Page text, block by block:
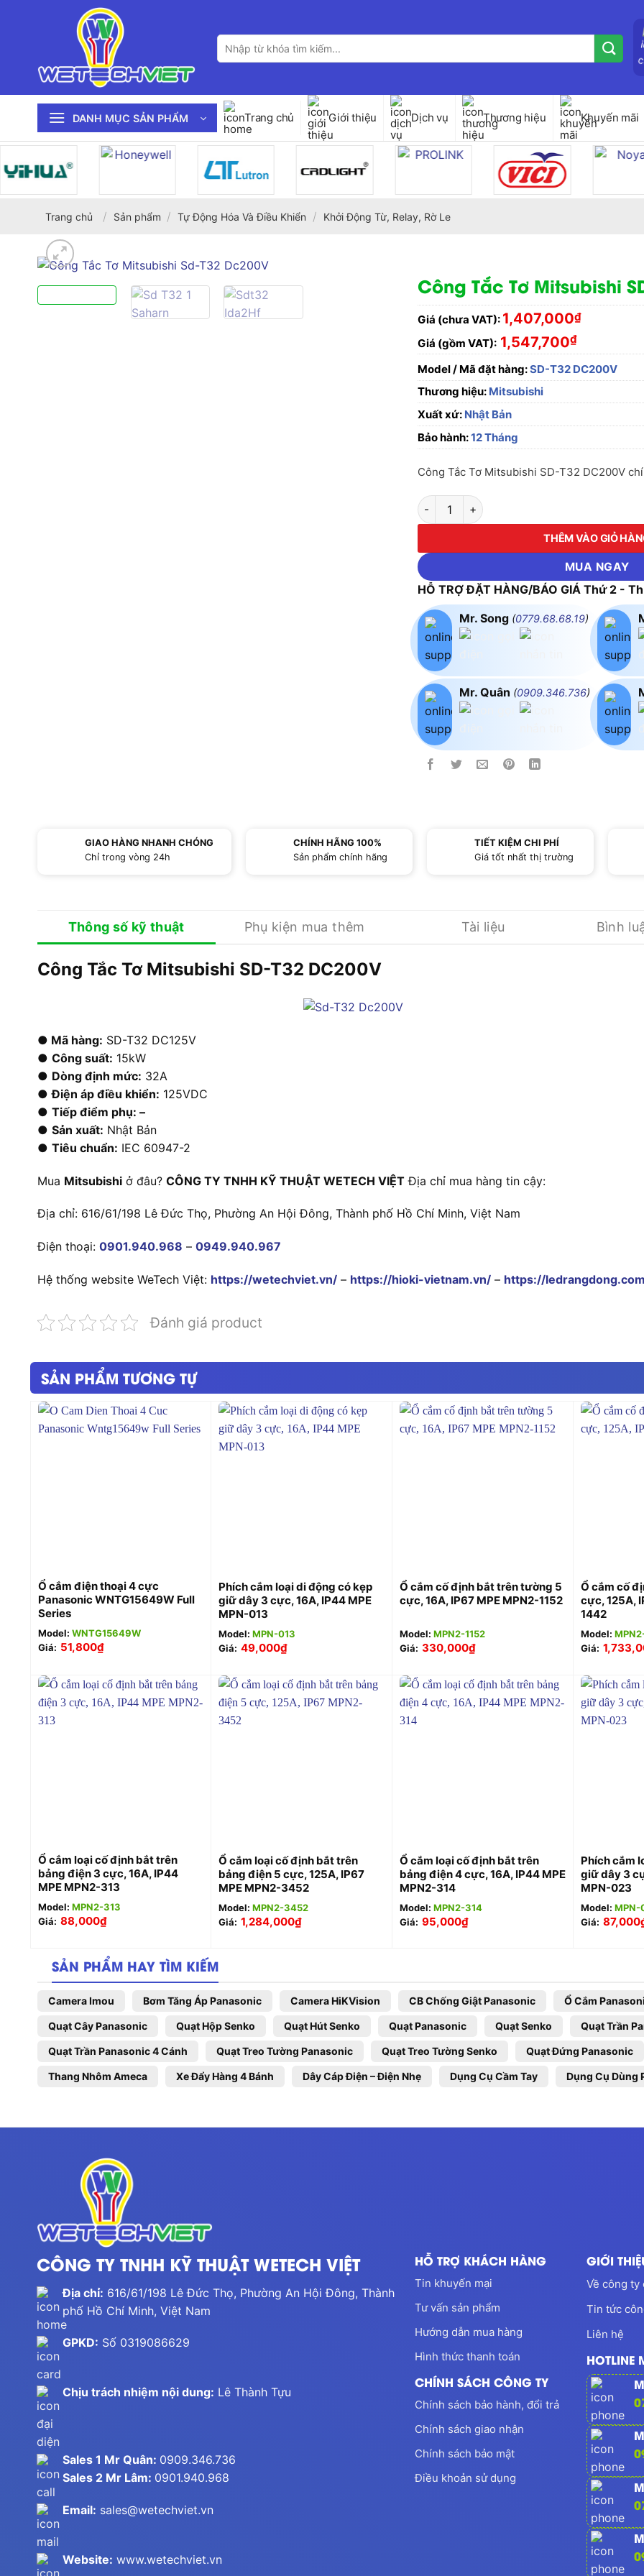
Tìm
kiếm:
DANH MỤC SẢN PHẨM Trang chủ Giới thiệu Dịch vụ Thương hiệu Khuyến mãi
Trang chủ / Sản phẩm / Tự Động Hóa Và Điều Khiển / Khởi Động Từ, Relay, Rờ Le
Công Tắc Tơ Mitsubishi
Giá (chưa VAT): 1,407,000₫
Giá (gồm VAT): 1,547,700₫
Model / Mã đặt hàng:SD-T32 DC200V
Thương hiệu: Mitsubishi
Xuất xứ: Nhật Bản
Bảo hành:12 Tháng
Công Tắc Tơ Mitsubishi SD-T32 DC200V
Công Tắc Tơ Mitsubishi SD-T32 DC200V số
THÊM VÀO GIỎ
MUA NGAY
HỖ TRỢ ĐẶT HÀNG/BÁO GIÁ Thứ 2 -
Mr. Song (0779.68.68.19)
Mr. Quân (0909.346.736)
GIAO HÀNG NHANH CHÓNG
Chỉ trong vòng 24h
CHÍNH HÃNG 100%
Sản phẩm chính hãng
TIẾT KIỆM CHI PHÍ
Giá tốt nhất thị trường
Thông số kỹ thuật Phụ kiện mua thêm Tài liệu Bình
Công Tắc Tơ Mitsubishi SD-T32 DC200V
● Mã hàng: SD-T32 DC125V
● Công suất: 15kW
● Dòng định mức: 32A
●Điện áp điều khiển: 125VDC
● Tiếp điểm phụ: –
● Sản xuất: Nhật Bản
● Tiêu chuẩn: IEC 60947-2
Mua Mitsubishi ở đâu? CÔNG TY TNHH KỸ THUẬT WETECH VIỆT Địa chỉ mua hàng tin cậy:
Địa chỉ: 616/61/198 Lê Đức Thọ, Phường An Hội Đông, Thành phố Hồ Chí Minh, Việt Nam
Điện thoại: 0901.940.968 – 0949.940.967
Hệ thống website WeTech Việt: https://wetechviet.vn/ – https://hioki-vietnam.vn/ – https://
Đánh giá product
SẢN PHẨM TƯƠNG TỰ
Ổ cắm điện thoại 4 cực
Panasonic WNTG15649W Full
Series
Model: WNTG15649W
Giá: 51,800₫
Phích cắm loại di động có kẹp
giữ dây 3 cực, 16A, IP44 MPE
MPN-013
Model: MPN-013
Giá: 49,000₫
Ổ cắm cố định bắt trên tường 5
cực, 16A, IP67 MPE MPN2-1152
Model: MPN2-1152
Giá: 330,000₫
Ổ cắm cố
cực, 125A,
1442
Model:
Giá:
Ổ cắm loại cố định bắt trên
bảng điện 3 cực, 16A, IP44
MPE MPN2-313
Model: MPN2-313
Giá: 88,000₫
Ổ cắm loại cố định bắt trên
bảng điện 5 cực, 125A, IP67
MPE MPN2-3452
Model: MPN2-3452
Giá: 1,284,000₫
Ổ cắm loại cố định bắt trên
bảng điện 4 cực, 16A, IP44 MPE
MPN2-314
Model: MPN2-314
Giá: 95,000₫
Phích cắm
giữ dây 3
MPN-023
Model: MPN-
Giá: 87,000
SẢN PHẨM HAY TÌM KIẾM
Camera Imou Bơm Tăng Áp Panasonic Camera HiKVision CB Chống Giật Panasonic Ổ Cắm
Quạt Cây Panasonic Quạt Hộp Senko Quạt Hút Senko Quạt Panasonic Quạt Senko Quạt Trần
Quạt Trần Panasonic 4 Cánh Quạt Treo Tường Panasonic Quạt Treo Tường Senko Quạt Đứng Panasonic
Thang Nhôm Ameca Xe Đẩy Hàng 4 Bánh Dây Cáp Điện – Điện Nhẹ Dụng Cụ Cầm Tay Dụng Cụ Dùng
CÔNG TY TNHH KỸ THUẬT WETECH VIỆT
Địa chỉ: 616/61/198 Lê Đức Thọ, Phường An Hội Đông, Thành
phố Hồ Chí Minh, Việt Nam
GPKD: Số 0319086629
Chịu trách nhiệm nội dung: Lê Thành Tựu
Sales 1 Mr Quân: 0909.346.736
Sales 2 Mr Lâm: 0901.940.968
Email: sales@wetechviet.vn
Website: www.wetechviet.vn
HỖ TRỢ KHÁCH HÀNG
Tin khuyến mại
Tư vấn sản phẩm
Hướng dẫn mua hàng
Hình thức thanh toán
CHÍNH SÁCH CÔNG TY
Chính sách bảo hành, đổi trả
Chính sách giao nhận
Chính sách bảo mật
Điều khoản sử dụng
GIỚI
Về công ty
Tin tức
Liên hệ
HOTLINE